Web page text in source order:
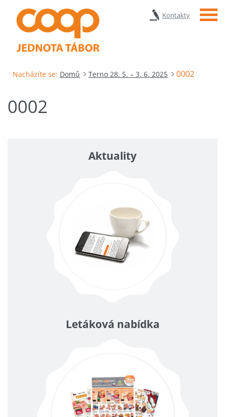
Kontakty Menu
Nacházíte se: Domů Terno 28. 5. – 3. 6. 2025 0002
0002
Aktuality
Letáková nabídka